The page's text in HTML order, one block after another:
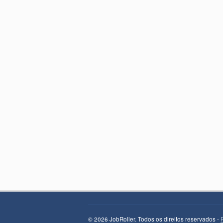
© 2026 JobRoller. Todos os direitos reservados -